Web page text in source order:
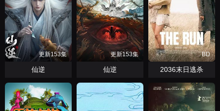
更新153集
仙逆
更新153集
仙逆
BD
2036末日逃杀